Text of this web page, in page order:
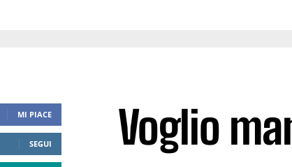
MI PIACE
SEGUI
Voglio